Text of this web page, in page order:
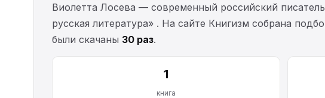
Виолетта Лосева — современный российский
русская литература» . На сайте Книгизм собрана
были скачаны 30 раз.
1
книга